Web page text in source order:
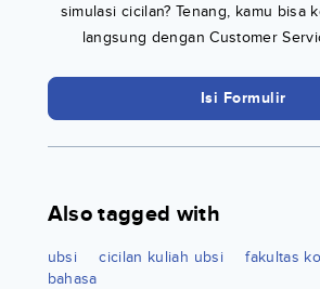
simulasi cicilan? Tenang, kamu bisa
langsung dengan Customer
Isi Formulir
Also tagged with
ubsi cicilan kuliah ubsi
fakultas
bahasa